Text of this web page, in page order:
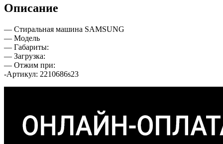
Описание
— Стиральная машина SAMSUNG
— Модель
— Габариты:
— Загрузка:
— Отжим при:
-Артикул: 2210686s23